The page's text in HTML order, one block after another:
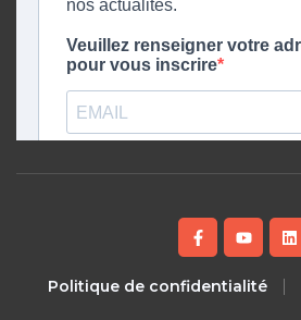
Politique de confidentialité